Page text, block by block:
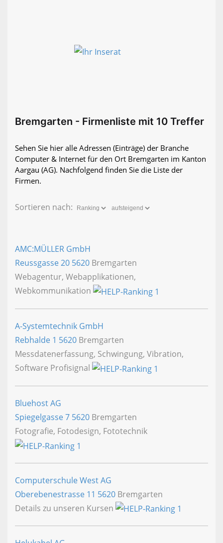
Bremgarten - Firmenliste mit 10 Treffer
Sehen Sie hier alle Adressen (Einträge) der Branche
Computer & Internet für den Ort Bremgarten im Kanton
Aargau (AG). Nachfolgend finden Sie die Liste der
Firmen.
Sortieren nach:
AMC:MÜLLER GmbH
Reussgasse 20 5620 Bremgarten
Webagentur, Webapplikationen,
Webkommunikation
A-Systemtechnik GmbH
Rebhalde 1 5620 Bremgarten
Messdatenerfassung, Schwingung, Vibration,
Software Profisignal
Bluehost AG
Spiegelgasse 7 5620 Bremgarten
Fotografie, Fotodesign, Fototechnik
Computerschule West AG
Oberebenestrasse 11 5620 Bremgarten
Details zu unseren Kursen